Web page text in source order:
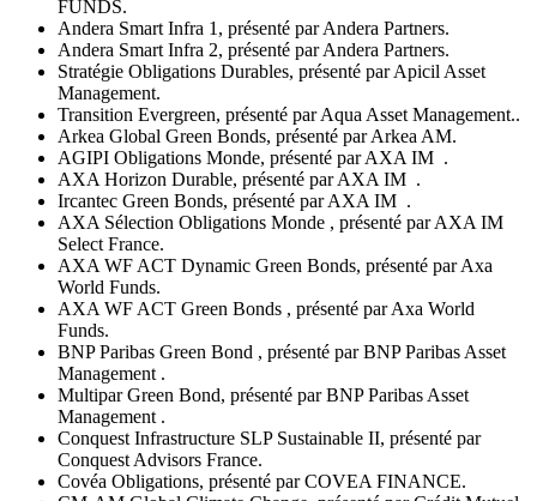
FUNDS.
Andera Smart Infra 1, présenté par Andera Partners.
Andera Smart Infra 2, présenté par Andera Partners.
Stratégie Obligations Durables, présenté par Apicil Asset
Management.
Transition Evergreen, présenté par Aqua Asset Management..
Arkea Global Green Bonds, présenté par Arkea AM.
AGIPI Obligations Monde, présenté par AXA IM .
AXA Horizon Durable, présenté par AXA IM .
Ircantec Green Bonds, présenté par AXA IM .
AXA Sélection Obligations Monde , présenté par AXA IM
Select France.
AXA WF ACT Dynamic Green Bonds, présenté par Axa
World Funds.
AXA WF ACT Green Bonds , présenté par Axa World
Funds.
BNP Paribas Green Bond , présenté par BNP Paribas Asset
Management .
Multipar Green Bond, présenté par BNP Paribas Asset
Management .
Conquest Infrastructure SLP Sustainable II, présenté par
Conquest Advisors France.
Covéa Obligations, présenté par COVEA FINANCE.